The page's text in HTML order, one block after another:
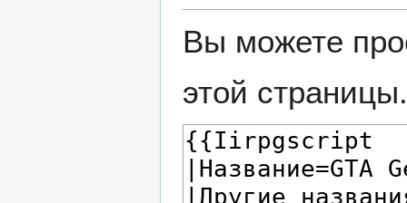
Вы можете
этой страницы.